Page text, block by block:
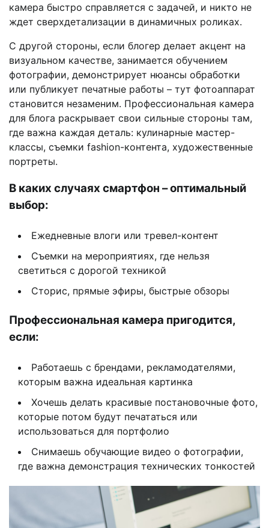
камера быстро справляется с задачей, и никто не
ждет сверхдетализации в динамичных роликах.
С другой стороны, если блогер делает акцент на
визуальном качестве, занимается обучением
фотографии, демонстрирует нюансы обработки
или публикует печатные работы – тут фотоаппарат
становится незаменим. Профессиональная камера
для блога раскрывает свои сильные стороны там,
где важна каждая деталь: кулинарные мастер-
классы, съемки fashion-контента, художественные
портреты.
В каких случаях смартфон – оптимальный
выбор:
Ежедневные влоги или тревел-контент
Съемки на мероприятиях, где нельзя
светиться с дорогой техникой
Сторис, прямые эфиры, быстрые обзоры
Профессиональная камера пригодится,
если:
Работаешь с брендами, рекламодателями,
которым важна идеальная картинка
Хочешь делать красивые постановочные фото,
которые потом будут печататься или
использоваться для портфолио
Снимаешь обучающие видео о фотографии,
где важна демонстрация технических тонкостей